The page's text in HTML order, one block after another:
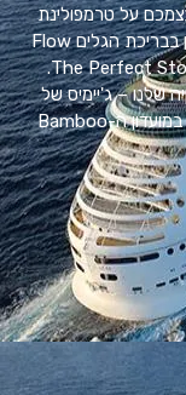
טרמפולינת
הבאנג'י החדשה שלנו, החזיקו מעמד על הגלשן בבריכת הגלים Flow
Rider או גלשו במגלשת המים המטורפת The Perfect Storm.
ג'יימיס של
השף ג'ימי אוליבר. אחר כך לכו להתפרק קצת במועדון ה-Bamboo